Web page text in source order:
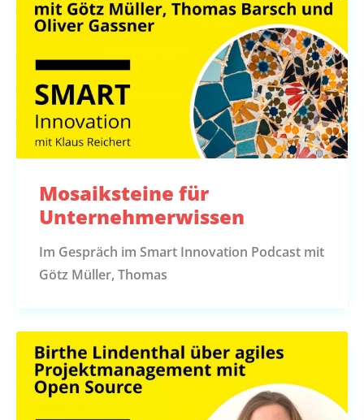
Mosaiksteine für
Unternehmerwissen
Im Gespräch im Smart Innovation Podcast mit
Götz Müller, Thomas